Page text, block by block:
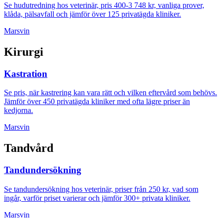
Se hudutredning hos veterinär, pris 400-3 748 kr, vanliga prover,
klåda, pälsavfall och jämför över 125 privatägda kliniker.
Marsvin
Kirurgi
Kastration
Se pris, när kastrering kan vara rätt och vilken eftervård som behövs.
Jämför över 450 privatägda kliniker med ofta lägre priser än
kedjorna.
Marsvin
Tandvård
Tandundersökning
Se tandundersökning hos veterinär, priser från 250 kr, vad som
ingår, varför priset varierar och jämför 300+ privata kliniker.
Marsvin